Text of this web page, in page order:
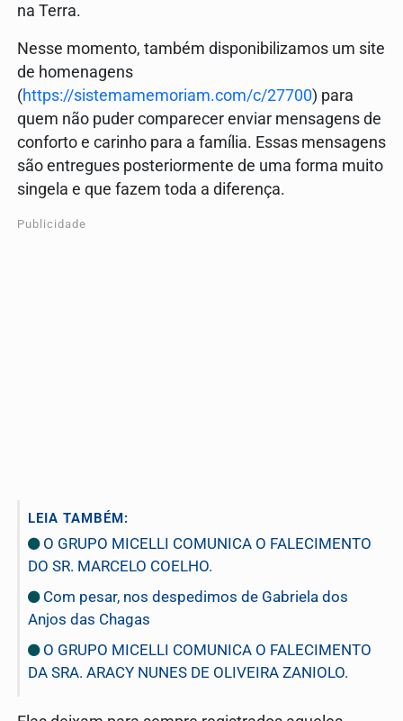
na Terra.
Nesse momento, também disponibilizamos um site
de homenagens
(https://sistemamemoriam.com/c/27700) para
quem não puder comparecer enviar mensagens de
conforto e carinho para a família. Essas mensagens
são entregues posteriormente de uma forma muito
singela e que fazem toda a diferença.
Publicidade
LEIA TAMBÉM:
O GRUPO MICELLI COMUNICA O FALECIMENTO
DO SR. MARCELO COELHO.
Com pesar, nos despedimos de Gabriela dos
Anjos das Chagas
O GRUPO MICELLI COMUNICA O FALECIMENTO
DA SRA. ARACY NUNES DE OLIVEIRA ZANIOLO.